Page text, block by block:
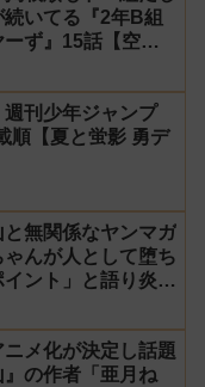
いてる『2年B組
ず』15話【空
週刊少年ジャンプ
順【夏と蛍影 勇デ
と無関係なヤンマガ
んが人として堕ち
ント」と語り炎上
ニメ化が決定し話題
の作者「亜月ね